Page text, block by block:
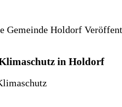
Gemeinde Holdorf
in Holdorf